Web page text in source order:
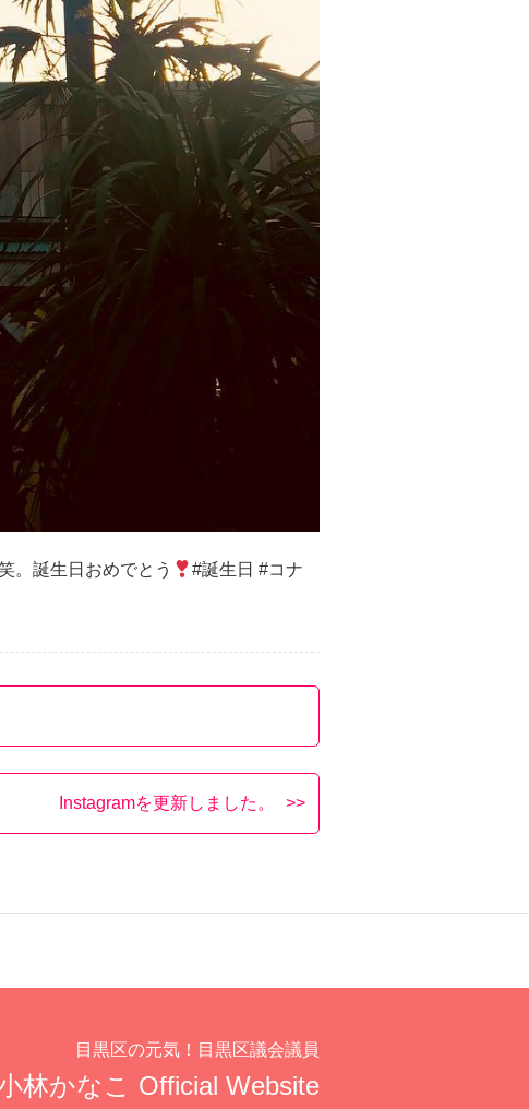
。誕生日おめでとう
#誕生日 #コナ
Instagramを更新しました。
目黒区の元気！目黒区議会議員
林かなこ Official Website